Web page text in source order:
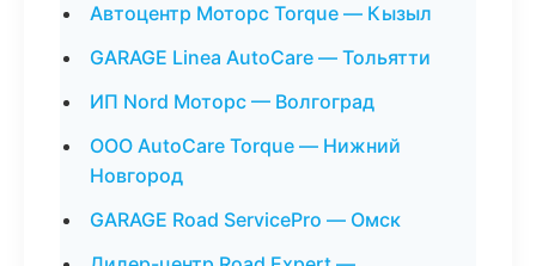
Автоцентр Моторс Torque — Кызыл
GARAGE Linea AutoCare — Тольятти
ИП Nord Моторс — Волгоград
ООО AutoCare Torque — Нижний
Новгород
GARAGE Road ServicePro — Омск